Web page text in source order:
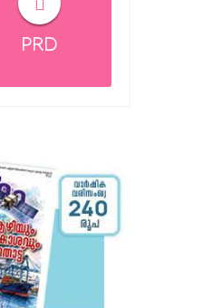
PRD